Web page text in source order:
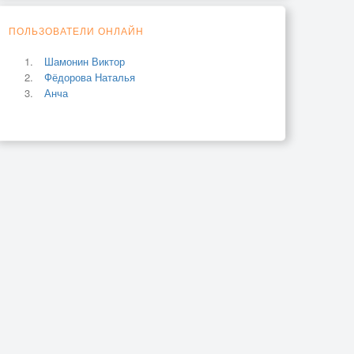
ПОЛЬЗОВАТЕЛИ ОНЛАЙН
Шамонин Виктор
Фёдорова Наталья
Анча